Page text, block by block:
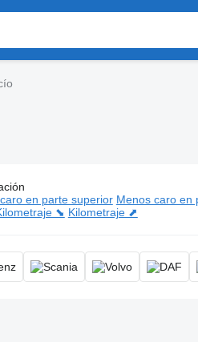
de vacío
en parte superior Menos caro en
⬊ Kilometraje ⬈